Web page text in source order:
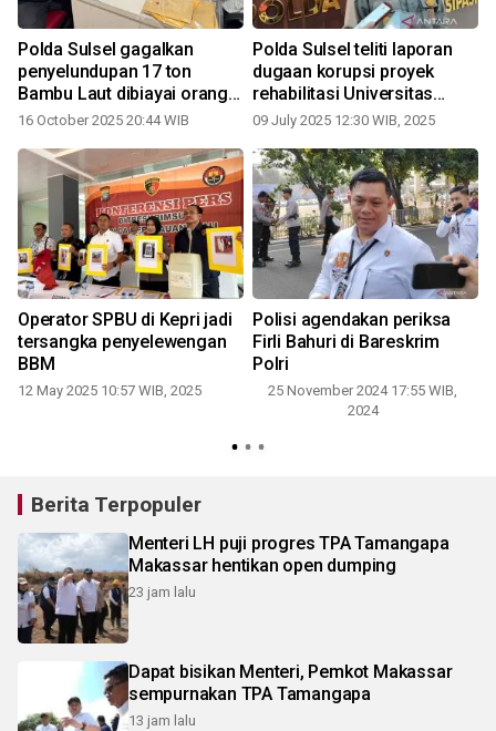
Polda Sulsel gagalkan
penyelundupan 17 ton
Bambu Laut dibiayai orang
asing
16 October 2025 20:44 WIB
Polda Sulsel teliti laporan
dugaan korupsi proyek
rehabilitasi Universitas
Negeri Makassar
09 July 2025 12:30 WIB, 2025
Operator SPBU di Kepri jadi
tersangka penyelewengan
BBM
12 May 2025 10:57 WIB, 2025
Polisi agendakan periksa
Firli Bahuri di Bareskrim
Polri
25 November 2024 17:55 WIB,
2024
Berita Terpopuler
Menteri LH puji progres TPA Tamangapa
Makassar hentikan open dumping
23 jam lalu
Dapat bisikan Menteri, Pemkot Makassar
sempurnakan TPA Tamangapa
13 jam lalu